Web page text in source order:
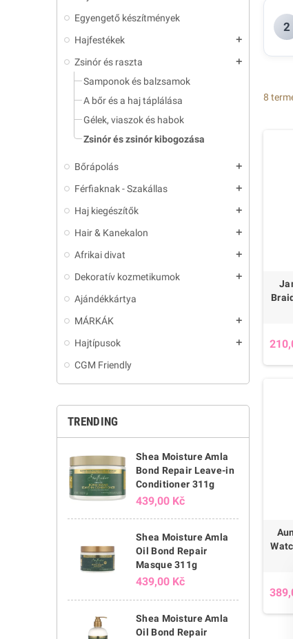
Egyengető készítmények
Hajfestékek
add
Zsinór és raszta add
Samponok és balzsamok
A bőr és a haj táplálása
Gélek, viaszok és habok
Zsinór és zsinór kibogozása
Bőrápolás add
Férfiaknak - Szakállas add
Haj kiegészítők add
Hair & Kanekalon add
Afrikai divat add
Dekoratív kozmetikumok add
Ajándékkártya
MÁRKÁK
add
Hajtípusok add
CGM Friendly
TRENDING
Shea Moisture Amla
Bond Repair Leave-in
Conditioner 311g
439,00 Kč
Shea Moisture Amla
Oil Bond Repair
Masque 311g
439,00 Kč
Shea Moisture Amla
Oil Bond Repair
2
8